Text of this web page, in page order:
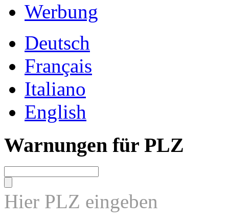
Werbung
Deutsch
Français
Italiano
English
Warnungen für PLZ
Hier PLZ eingeben